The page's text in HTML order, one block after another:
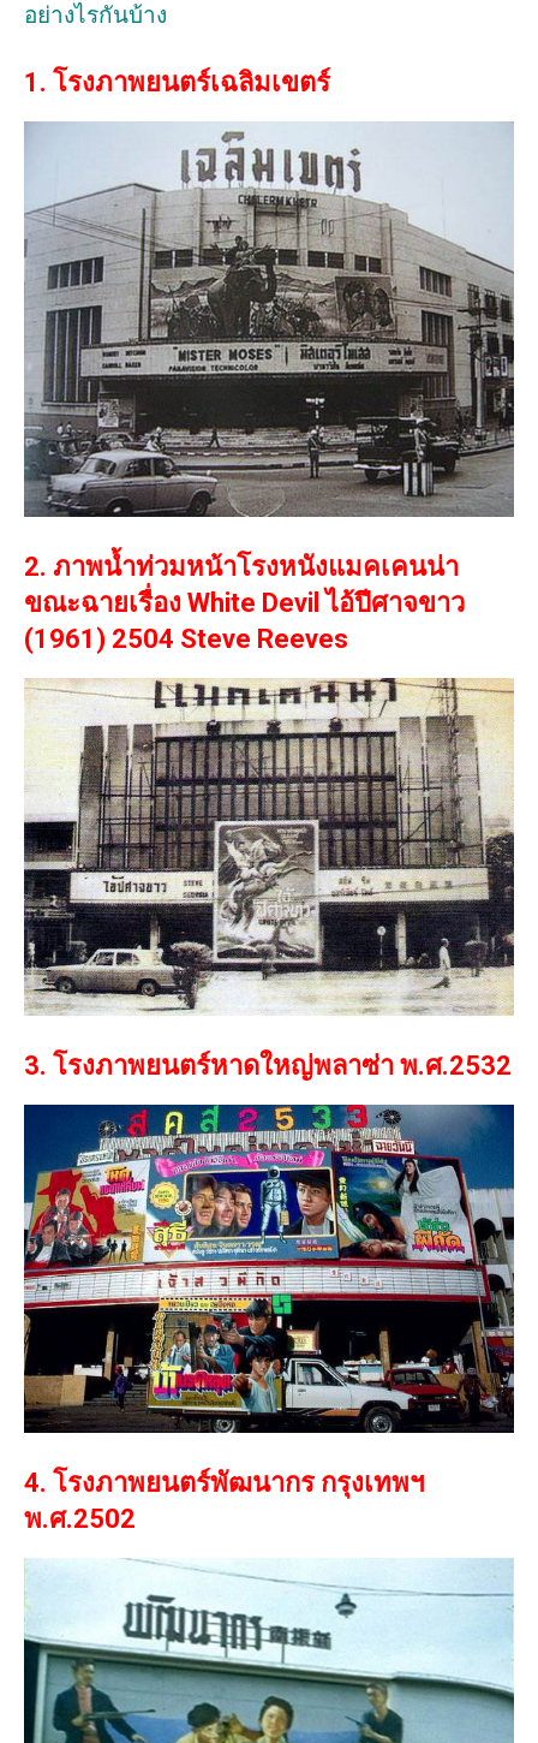
อย่างไรกันบ้าง
1. โรงภาพยนตร์เฉลิมเขตร์
2. ภาพน้ำท่วมหน้าโรงหนังแมคเคนน่า
ขณะฉายเรื่อง White Devil ไอ้ปีศาจขาว
(1961) 2504 Steve Reeves
3. โรงภาพยนตร์หาดใหญ่พลาซ่า พ.ศ.2532
4. โรงภาพยนตร์พัฒนากร กรุงเทพฯ
พ.ศ.2502